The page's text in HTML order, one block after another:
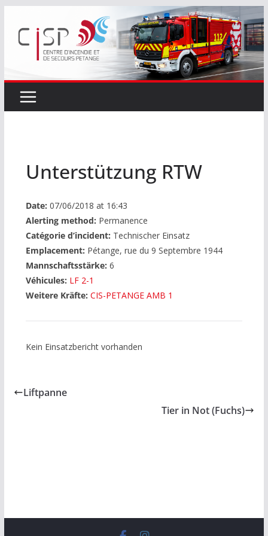
contenu
Unterstützung RTW
Date: 07/06/2018 at 16:43
Alerting method: Permanence
Catégorie d’incident: Technischer Einsatz
Emplacement: Pétange, rue du 9 Septembre 1944
Mannschaftsstärke: 6
Véhicules: LF 2-1
Weitere Kräfte: CIS-PETANGE AMB 1
Kein Einsatzbericht vorhanden
Liftpanne
Tier in Not (Fuchs)